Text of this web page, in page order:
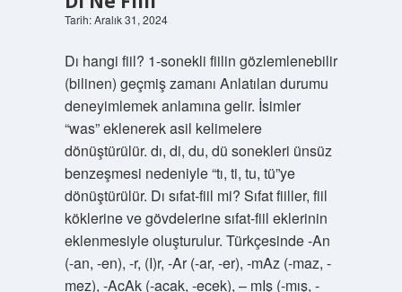
Tarih: Aralık 31, 2024
Dı hangi fiil? 1-sonekli fiilin gözlemlenebilir
(bilinen) geçmiş zamanı Anlatılan durumu
deneyimlemek anlamına gelir. İsimler
“was” eklenerek asil kelimelere
dönüştürülür. dı, di, du, dü sonekleri ünsüz
benzeşmesi nedeniyle “tı, ti, tu, tü”ye
dönüştürülür. Dı sıfat-fiil mi? Sıfat fiiller, fiil
köklerine ve gövdelerine sıfat-fiil eklerinin
eklenmesiyle oluşturulur. Türkçesinde -An
(-an, -en), -r, (I)r, -Ar (-ar, -er), -mAz (-maz, -
mez), -AcAk (-acak, -ecek), – mIş (-mış, -